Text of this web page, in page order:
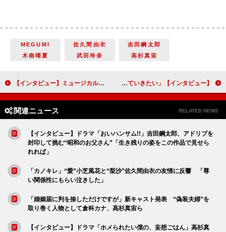
MEGUMI 佐久間由衣
吉田鋼太郎
木南晴夏
武田玲奈 高杉真宙
【インタビュー】ミュージカル「笑う男 The Eternal Love －永遠の愛－」浦井健治「どんなにつらくても人間は素晴らしいと思ってもらえる作品に」 【インタビュー】ブロードウェーミュージカル「ヘドウィグ・アンド・アングリーインチ」丸山隆平演じるヘドウィグの恋人役さとうほなみ「やりたい放題やっていきたい」
関連ニュース RELATED NEWS
【インタビュー】ドラマ「おいハンサム!!」吉田鋼太郎、アドリブを
封印して挑む“昭和のお父さん”「生き残りの姿をこの作品で見せら
れれば」
「カノキレ」“愛”小芝風花と“梨沙”佐久間由衣の友情に反響 「尊
い関係性にもらい泣きした」
「婚姻届に判を捺しただけですが」新キャスト発表 “偽装夫婦”を
取り巻く人物として倉科カナ、高杉真宙ら
【インタビュー】ドラマ「ホメられたい僕の、妄想ごはん」高杉真